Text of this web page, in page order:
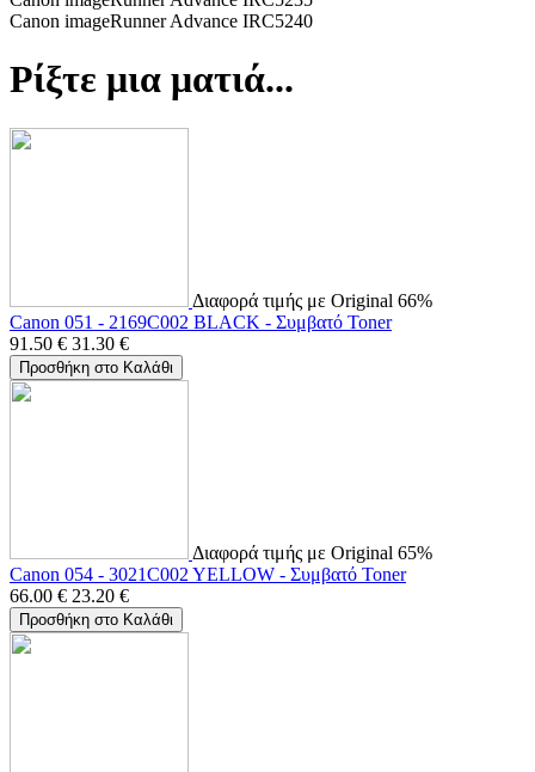
Canon imageRunner Advance IRC5240
Ρίξτε μια ματιά...
Διαφορά τιμής με Original 66%
Canon 051 - 2169C002 BLACK - Συμβατό Toner
91.50 € 31.30 €
Προσθήκη στο Καλάθι
Διαφορά τιμής με Original 65%
Canon 054 - 3021C002 YELLOW - Συμβατό Toner
66.00 € 23.20 €
Προσθήκη στο Καλάθι